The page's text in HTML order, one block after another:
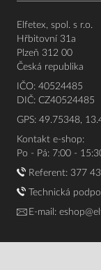
Elfetex, spol. s r.o.
Hřbitovní 31a
Plzeň 312 00
Česká republika
IČO: 40524485
DIČ: CZ40524485
GPS: 49.75348,
Kontakt e-shop:
Po - Pá: 7:00 -
Referent: 377
Technická
E-mail: